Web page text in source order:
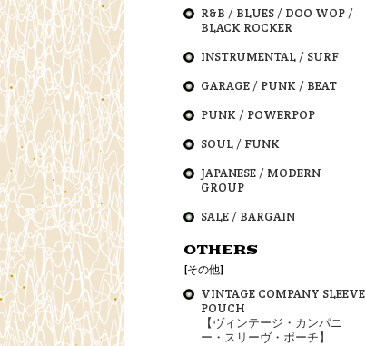
R&B / BLUES / DOO WOP /
BLACK ROCKER
INSTRUMENTAL / SURF
GARAGE / PUNK / BEAT
PUNK / POWERPOP
SOUL / FUNK
JAPANESE / MODERN
GROUP
SALE / BARGAIN
OTHERS
[その他]
VINTAGE COMPANY SLEEVE
POUCH
【ヴィンテージ・カンパニ
ー・スリーヴ・ポーチ】